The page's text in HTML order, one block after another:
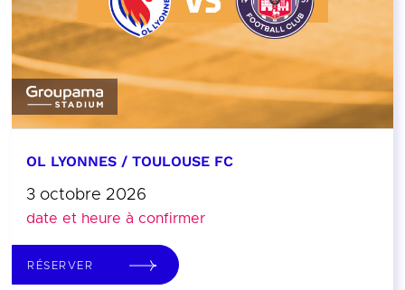
OL LYONNES / TOULOUSE FC
3 octobre 2026
date et heure à confirmer
RÉSERVER